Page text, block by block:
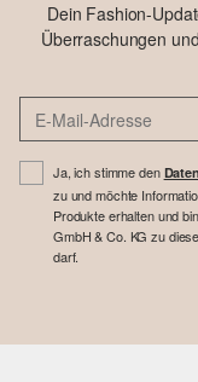
Dein Fashion-
Überraschungen
Ja, ich stimme den
zu und möchte
Produkte erhalten und
GmbH & Co. KG zu
darf.